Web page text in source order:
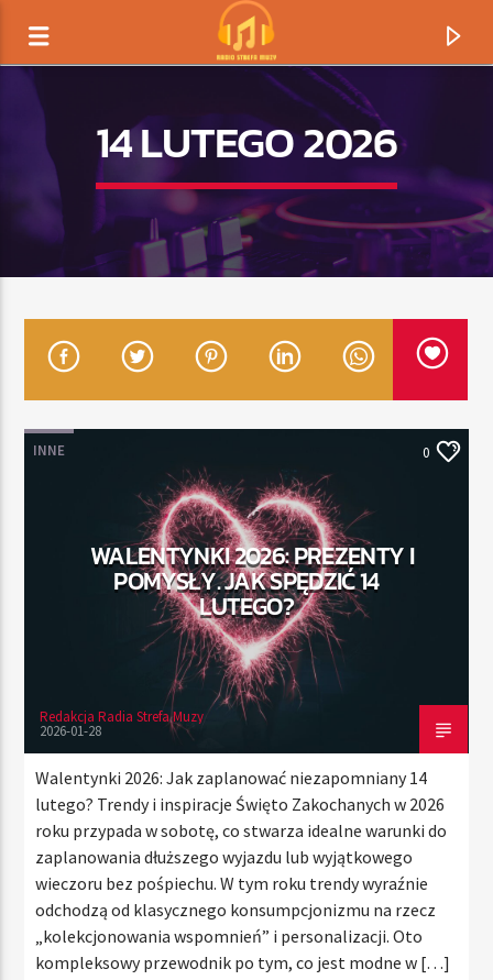
TYTUŁ
RADIO STREFA MUZY
00:00 21:00
14 LUTEGO 2026
INNE 0
WALENTYNKI 2026: PREZENTY I
POMYSŁY. JAK SPĘDZIĆ 14
LUTEGO?
Redakcja Radia Strefa Muzy
2026-01-28
Walentynki 2026: Jak zaplanować niezapomniany 14
lutego? Trendy i inspiracje Święto Zakochanych w 2026
roku przypada w sobotę, co stwarza idealne warunki do
zaplanowania dłuższego wyjazdu lub wyjątkowego
wieczoru bez pośpiechu. W tym roku trendy wyraźnie
odchodzą od klasycznego konsumpcjonizmu na rzecz
„kolekcjonowania wspomnień” i personalizacji. Oto
kompleksowy przewodnik po tym, co jest modne w […]